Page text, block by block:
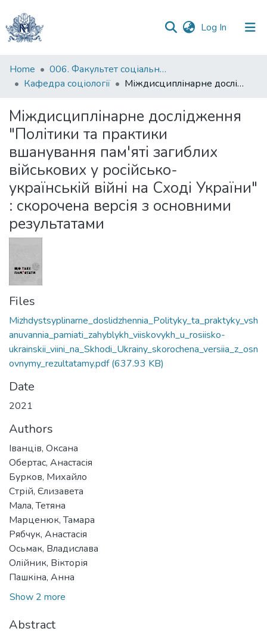
Log In (current)
Communities
&
All of DSpace
Statistics
Home
006. Факультет соціальних наук і соціальних технологій
Кафедра соціології
Міждисциплінарне дослідження "Політики та практики вшанування пам'яті загиблих військових у російсько-українській війні на Сході України" : скорочена версія з основними результатами
Міждисциплінарне дослідження
"Політики та практики
вшанування пам'яті загиблих
військових у російсько-
українській війні на Сході України"
: скорочена версія з основними
результатами
Files
Mizhdystsyplinarne_doslidzhennia_Polityky_ta_praktyky_vsh
anuvannia_pamiati_zahyblykh_viiskovykh_u_rosiisko-
ukrainskii_viini_na_Skhodi_Ukrainy_skorochena_versiia_z_osn
ovnymy_rezultatamy.pdf(637.93 KB)
Date
2021
Authors
Іванців, Оксана
Обертас, Анастасія
Бурков, Михайло
Стрій, Єлизавета
Мала, Тетяна
Марценюк, Тамара
Рябчук, Анастасія
Осьмак, Владислава
Олійник, Вікторія
Пашкіна, Анна
Show 2 more
Abstract